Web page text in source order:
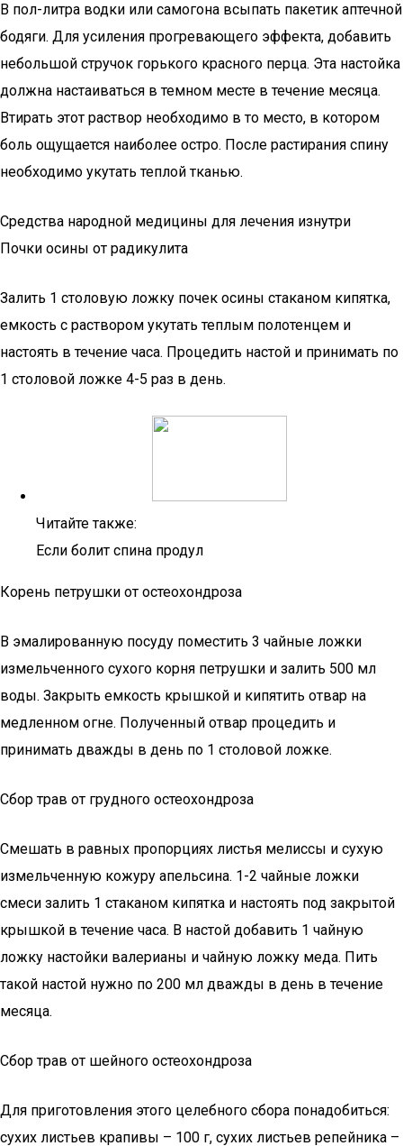
В пол-литра водки или самогона всыпать пакетик аптечной
бодяги. Для усиления прогревающего эффекта, добавить
небольшой стручок горького красного перца. Эта настойка
должна настаиваться в темном месте в течение месяца.
Втирать этот раствор необходимо в то место, в котором
боль ощущается наиболее остро. После растирания спину
необходимо укутать теплой тканью.
Средства народной медицины для лечения изнутри
Почки осины от радикулита
Залить 1 столовую ложку почек осины стаканом кипятка,
емкость с раствором укутать теплым полотенцем и
настоять в течение часа. Процедить настой и принимать по
1 столовой ложке 4-5 раз в день.
Читайте также:
Если болит спина продул
Корень петрушки от остеохондроза
В эмалированную посуду поместить 3 чайные ложки
измельченного сухого корня петрушки и залить 500 мл
воды. Закрыть емкость крышкой и кипятить отвар на
медленном огне. Полученный отвар процедить и
принимать дважды в день по 1 столовой ложке.
Сбор трав от грудного остеохондроза
Смешать в равных пропорциях листья мелиссы и сухую
измельченную кожуру апельсина. 1-2 чайные ложки
смеси залить 1 стаканом кипятка и настоять под закрытой
крышкой в течение часа. В настой добавить 1 чайную
ложку настойки валерианы и чайную ложку меда. Пить
такой настой нужно по 200 мл дважды в день в течение
месяца.
Сбор трав от шейного остеохондроза
Для приготовления этого целебного сбора понадобиться:
сухих листьев крапивы – 100 г, сухих листьев репейника –